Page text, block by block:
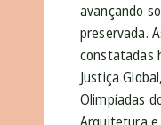
avançando
preservada.
constatadas
Justiça
Olimpíadas